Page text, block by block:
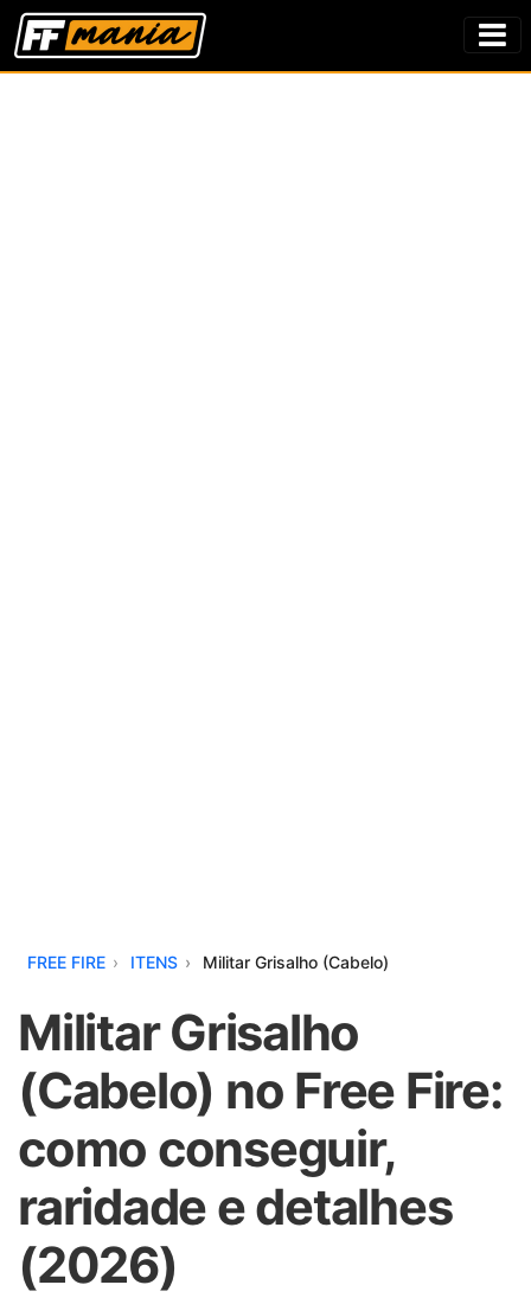
FREE FIRE ITENS Militar Grisalho (Cabelo)
Militar Grisalho
(Cabelo) no Free Fire:
como conseguir,
raridade e detalhes
(2026)